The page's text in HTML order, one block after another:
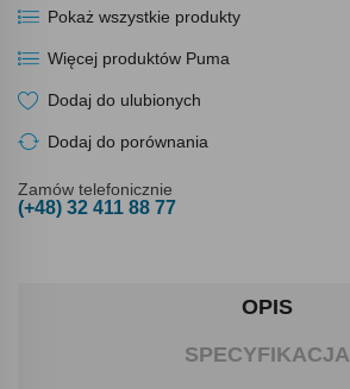
Pokaż wszystkie produkty
Więcej produktów Puma
Dodaj do ulubionych
Dodaj do porównania
Zamów telefonicznie
(+48) 32 411 88 77
OPIS
SPECYFIKACJA